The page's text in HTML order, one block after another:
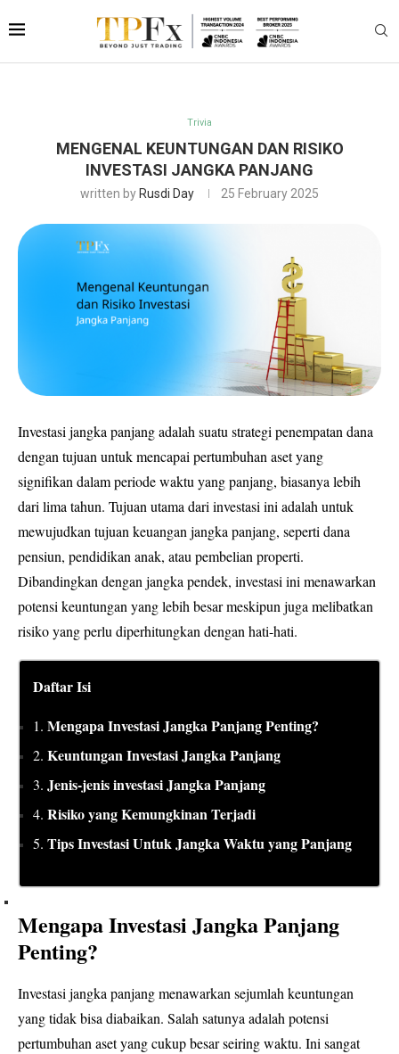
Trivia
MENGENAL KEUNTUNGAN DAN RISIKO
INVESTASI JANGKA PANJANG
written by Rusdi Day 25 February 2025
Investasi jangka panjang adalah suatu strategi penempatan dana
dengan tujuan untuk mencapai pertumbuhan aset yang
signifikan dalam periode waktu yang panjang, biasanya lebih
dari lima tahun. Tujuan utama dari investasi ini adalah untuk
mewujudkan tujuan keuangan jangka panjang, seperti dana
pensiun, pendidikan anak, atau pembelian properti.
Dibandingkan dengan jangka pendek, investasi ini menawarkan
potensi keuntungan yang lebih besar meskipun juga melibatkan
risiko yang perlu diperhitungkan dengan hati-hati.
Daftar Isi
1. Mengapa Investasi Jangka Panjang Penting?
2. Keuntungan Investasi Jangka Panjang
3. Jenis-jenis investasi Jangka Panjang
4. Risiko yang Kemungkinan Terjadi
5. Tips Investasi Untuk Jangka Waktu yang Panjang
Mengapa Investasi Jangka Panjang
Penting?
Investasi jangka panjang menawarkan sejumlah keuntungan
yang tidak bisa diabaikan. Salah satunya adalah potensi
pertumbuhan aset yang cukup besar seiring waktu. Ini sangat